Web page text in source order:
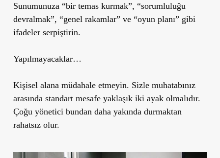
Sunumunuza “bir temas kurmak”, “sorumluluğu
devralmak”, “genel rakamlar” ve “oyun planı” gibi
ifadeler serpiştirin.
Yapılmayacaklar…
Kişisel alana müdahale etmeyin. Sizle muhatabınız
arasında standart mesafe yaklaşık iki ayakolmalıdır.
Çoğu yönetici bundan daha yakında durmaktan
rahatsız olur.